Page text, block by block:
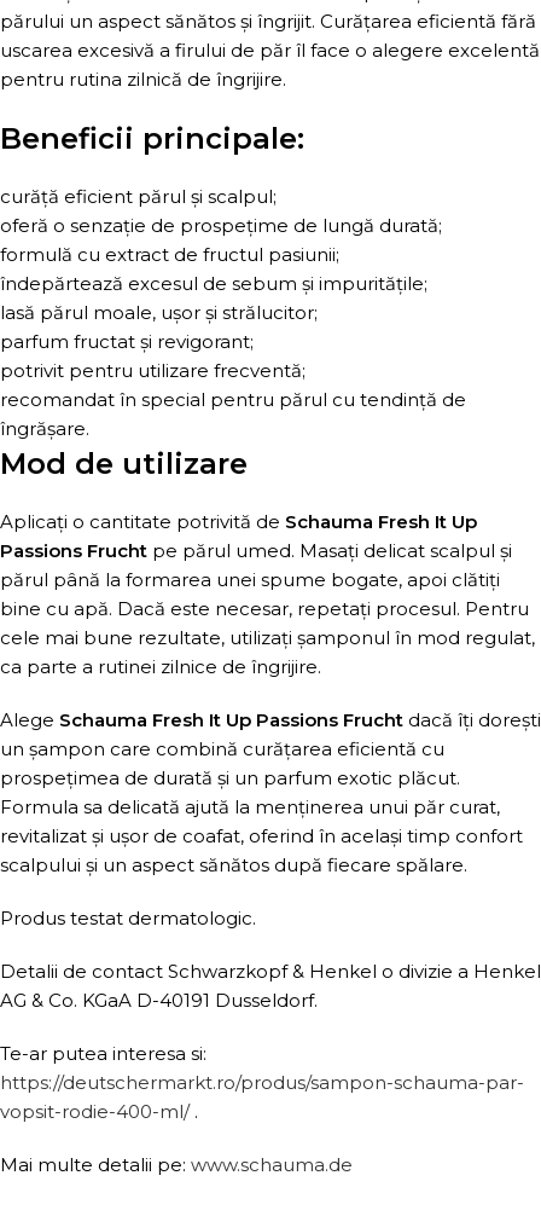
părului un aspect sănătos și îngrijit. Curățarea eficientă fără
uscarea excesivă a firului de păr îl face o alegere excelentă
pentru rutina zilnică de îngrijire.
Beneficii principale:
curăță eficient părul și scalpul;
oferă o senzație de prospețime de lungă durată;
formulă cu extract de fructul pasiunii;
îndepărtează excesul de sebum și impuritățile;
lasă părul moale, ușor și strălucitor;
parfum fructat și revigorant;
potrivit pentru utilizare frecventă;
recomandat în special pentru părul cu tendință de
îngrășare.
Mod de utilizare
Aplicați o cantitate potrivită de Schauma Fresh It Up
Passions Frucht pe părul umed. Masați delicat scalpul și
părul până la formarea unei spume bogate, apoi clătiți
bine cu apă. Dacă este necesar, repetați procesul. Pentru
cele mai bune rezultate, utilizați șamponul în mod regulat,
ca parte a rutinei zilnice de îngrijire.
Alege Schauma Fresh It Up Passions Frucht dacă îți dorești
un șampon care combină curățarea eficientă cu
prospețimea de durată și un parfum exotic plăcut.
Formula sa delicată ajută la menținerea unui păr curat,
revitalizat și ușor de coafat, oferind în același timp confort
scalpului și un aspect sănătos după fiecare spălare.
Produs testat dermatologic.
Detalii de contact Schwarzkopf & Henkel o divizie a Henkel
AG & Co. KGaA D-40191 Dusseldorf.
Te-ar putea interesa si:
https://deutschermarkt.ro/produs/sampon-schauma-par-
vopsit-rodie-400-ml/.
Mai multe detalii pe: www.schauma.de